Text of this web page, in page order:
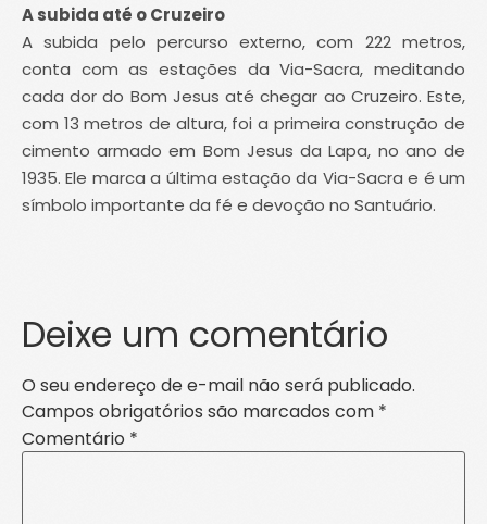
A subida até o Cruzeiro
A subida pelo percurso externo, com 222 metros,
conta com as estações da Via-Sacra, meditando
cada dor do Bom Jesus até chegar ao Cruzeiro. Este,
com 13 metros de altura, foi a primeira construção de
cimento armado em Bom Jesus da Lapa, no ano de
1935. Ele marca a última estação da Via-Sacra e é um
símbolo importante da fé e devoção no Santuário.
Deixe um comentário
O seu endereço de e-mail não será publicado.
Campos obrigatórios são marcados com *
Comentário *